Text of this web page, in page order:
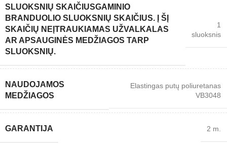
SLUOKSNIŲ SKAIČIUSGAMINIO
BRANDUOLIO SLUOKSNIŲ SKAIČIUS. Į ŠĮ
SKAIČIŲ NEĮTRAUKIAMAS UŽVALKALAS
AR APSAUGINĖS MEDŽIAGOS TARP
SLUOKSNIŲ.
1
sluoksnis
NAUDOJAMOS
MEDŽIAGOS
Elastingas putų poliuretanas
VB3048
GARANTIJA 2 m.